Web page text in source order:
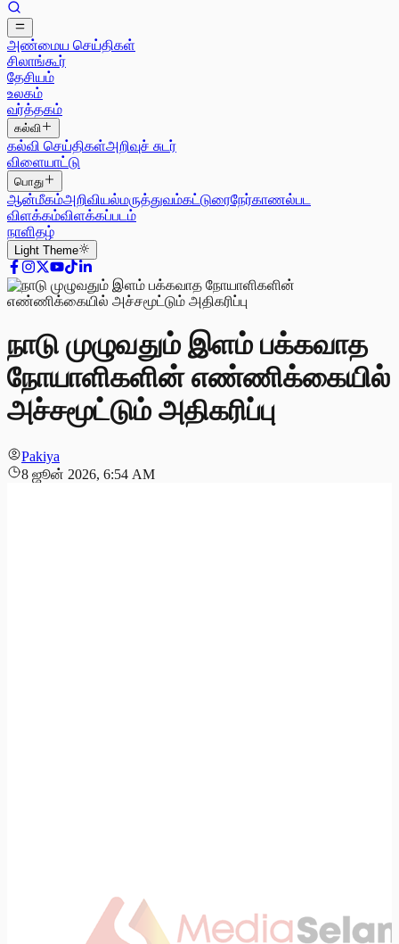
அண்மைய செய்திகள்
சிலாங்கூர்
தேசியம்
உலகம்
வர்த்தகம்
கல்வி
கல்வி செய்திகள்அறிவுச் சுடர்
விளையாட்டு
பொது
ஆன்மீகம்அறிவியல்மருத்துவம்கட்டுரைநேர்காணல்பட
விளக்கம்விளக்கப்படம்
நாளிதழ்
Light Theme
நாடு முழுவதும் இளம் பக்கவாத
நோயாளிகளின் எண்ணிக்கையில்
அச்சமூட்டும் அதிகரிப்பு
Pakiya
8 ஜூன் 2026, 6:54 AM